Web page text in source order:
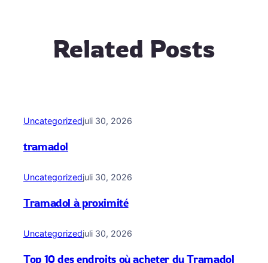
Related Posts
Uncategorizedjuli 30, 2026
tramadol
Uncategorizedjuli 30, 2026
Tramadol à proximité
Uncategorizedjuli 30, 2026
Top 10 des endroits où acheter du Tramadol